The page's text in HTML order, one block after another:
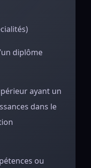
diplôme
ayant un
dans le
ou